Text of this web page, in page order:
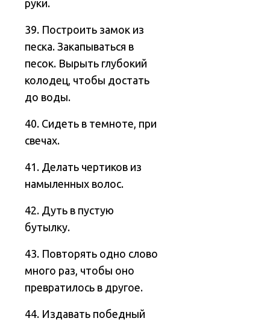
руки.
39. Построить замок из
песка. Закапываться в
песок. Вырыть глубокий
колодец, чтобы достать
до воды.
40. Сидеть в темноте, при
свечах.
41. Делать чертиков из
намыленных волос.
42. Дуть в пустую
бутылку.
43. Повторять одно слово
много раз, чтобы оно
превратилось в другое.
44. Издавать победный